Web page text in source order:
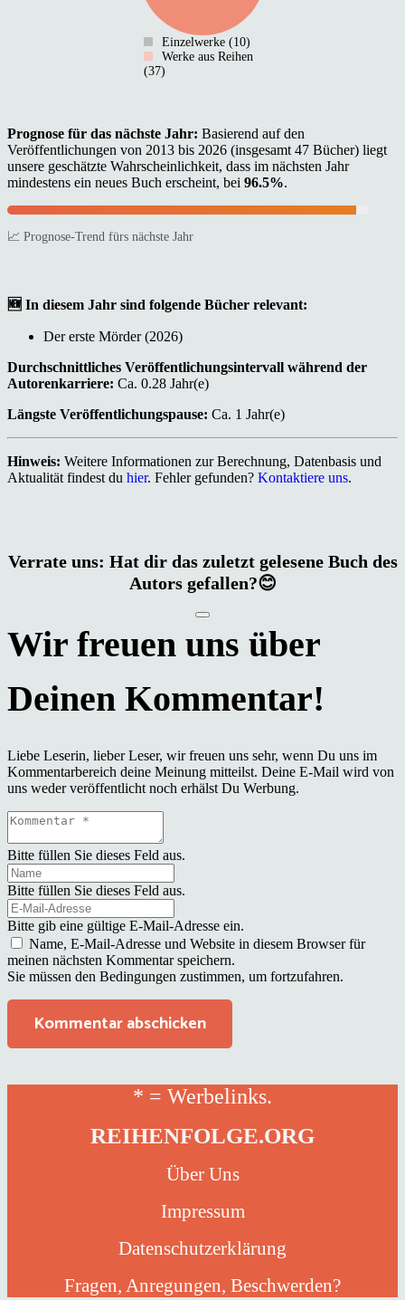
Einzelwerke (10)
Werke aus Reihen
(37)
Prognose für das nächste Jahr: Basierend auf den
Veröffentlichungen von 2013 bis 2026 (insgesamt 47 Bücher) liegt
unsere geschätzte Wahrscheinlichkeit, dass im nächsten Jahr
mindestens ein neues Buch erscheint, bei 96.5%.
📈 Prognose-Trend fürs nächste Jahr
🆕 In diesem Jahr sind folgende Bücher relevant:
Der erste Mörder (2026)
Durchschnittliches Veröffentlichungsintervall während der
Autorenkarriere: Ca. 0.28 Jahr(e)
Längste Veröffentlichungspause: Ca. 1 Jahr(e)
Hinweis: Weitere Informationen zur Berechnung, Datenbasis und
Aktualität findest du hier. Fehler gefunden? Kontaktiere uns.
Verrate uns: Hat dir das zuletzt gelesene Buch des
Autors gefallen?😊
Liebe Leserin, lieber Leser, wir freuen uns sehr, wenn Du uns im
Kommentarbereich deine Meinung mitteilst. Deine E-Mail wird von
uns weder veröffentlicht noch erhälst Du Werbung.
Bitte füllen Sie dieses Feld aus.
Bitte füllen Sie dieses Feld aus.
Bitte gib eine gültige E-Mail-Adresse ein.
Name, E-Mail-Adresse und Website in diesem Browser für
meinen nächsten Kommentar speichern.
Sie müssen den Bedingungen zustimmen, um fortzufahren.
Kommentar abschicken
* = Werbelinks.
REIHENFOLGE.ORG
Über Uns
Impressum
Datenschutzerklärung
Fragen, Anregungen, Beschwerden?